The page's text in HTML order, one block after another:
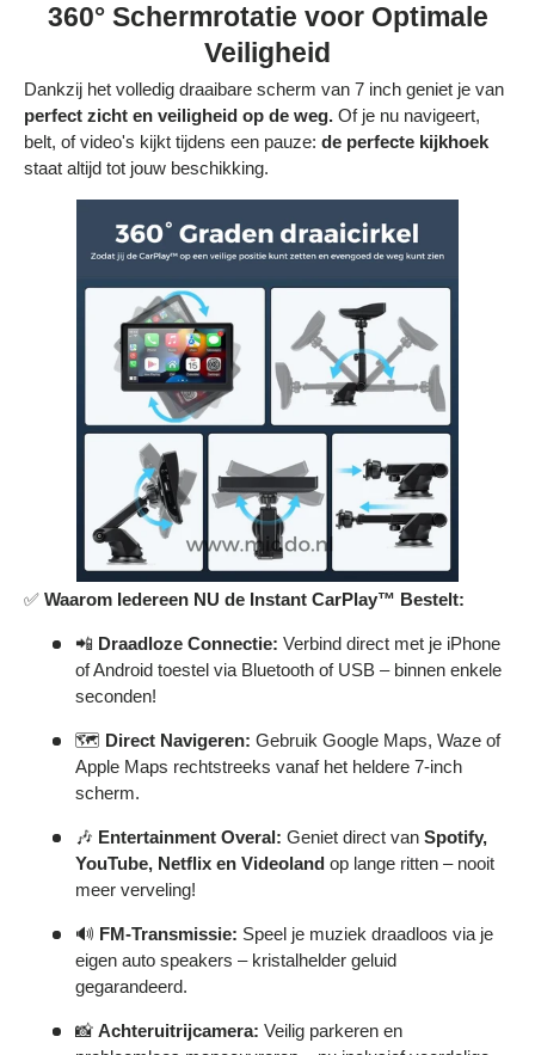
360° Schermrotatie voor Optimale
Veiligheid
Dankzij het volledig draaibare scherm van 7 inch geniet je van
perfect zicht en veiligheid op de weg. Of je nu navigeert,
belt, of video's kijkt tijdens een pauze: de perfecte kijkhoek
staat altijd tot jouw beschikking.
✅ Waarom Iedereen NU de Instant CarPlay™ Bestelt:
📲 Draadloze Connectie: Verbind direct met je iPhone
of Android toestel via Bluetooth of USB – binnen enkele
seconden!
🗺️ Direct Navigeren: Gebruik Google Maps, Waze of
Apple Maps rechtstreeks vanaf het heldere 7-inch
scherm.
🎶 Entertainment Overal: Geniet direct van Spotify,
YouTube, Netflix en Videolandop lange ritten – nooit
meer verveling!
🔊 FM-Transmissie: Speel je muziek draadloos via je
eigen auto speakers – kristalhelder geluid
gegarandeerd.
📸 Achteruitrijcamera: Veilig parkeren en